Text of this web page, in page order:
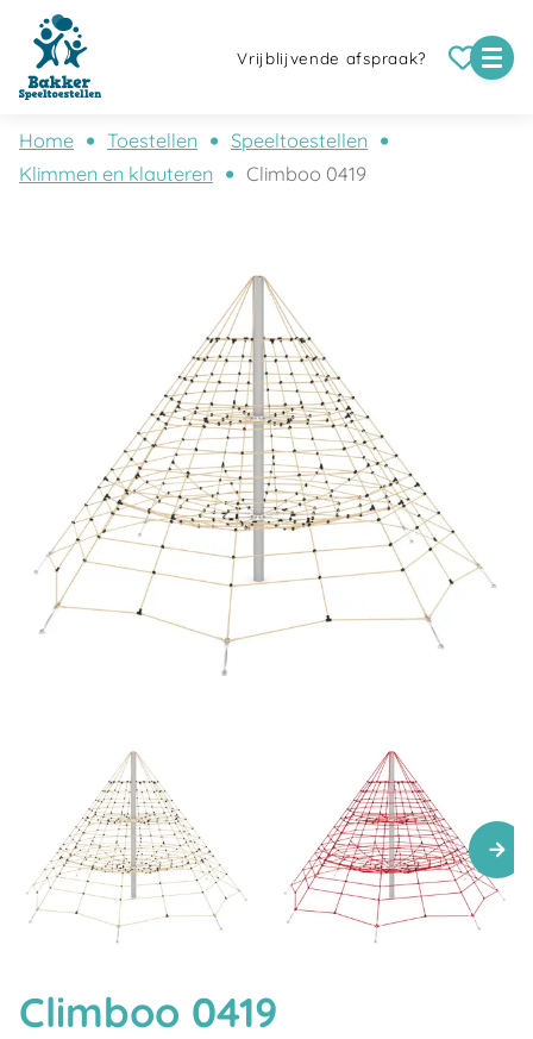
Vrijblijvende afspraak?
Home Toestellen
Speeltoestellen
Klimmen en klauteren
Climboo 0419
Climboo 0419